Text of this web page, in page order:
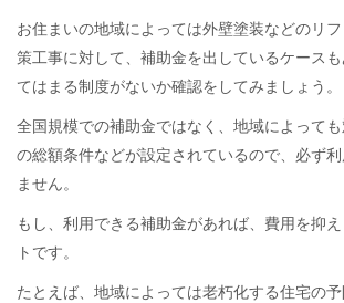
お住まいの地域によっては外壁塗装などのリ
策工事に対して、補助金を出しているケース
てはまる制度がないか確認をしてみましょう。
全国規模での補助金ではなく、地域によって
の総額条件などが設定されているので、必ず
ません。
もし、利用できる補助金があれば、費用を抑
トです。
たとえば、地域によっては老朽化する住宅の